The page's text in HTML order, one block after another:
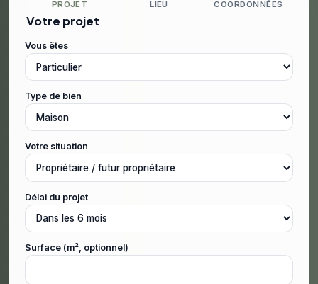
PROJET LIEU COORDONNÉES
Votre projet
Vous êtes
Type de bien
Votre situation
Délai du projet
Surface (m², optionnel)